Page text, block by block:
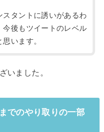
スタントに誘いがあるわ
今後もツイートのレベル
います。
いました。
でのやり取りの一部